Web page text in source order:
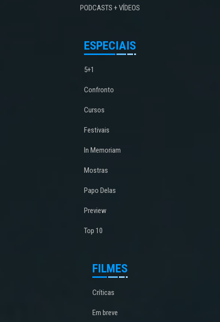
PODCASTS + VÍDEOS
ESPECIAIS
5+1
Confronto
Cursos
Festivais
In Memoriam
Mostras
Papo Delas
Preview
Top 10
FILMES
Críticas
Em breve